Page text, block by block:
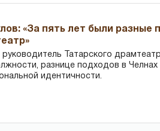
«За пять лет были разные
Татарского
разнице подходов в Челнах
идентичности.